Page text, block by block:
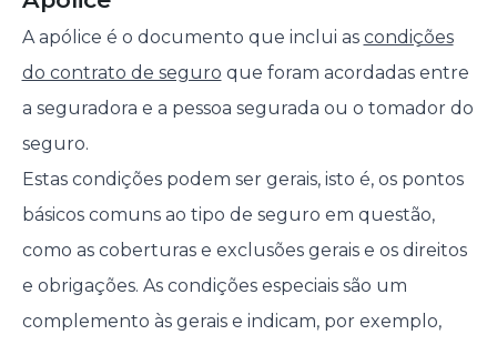
A apólice é o documento que inclui as condições
do contrato de seguro que foram acordadas entre
a seguradora e a pessoa segurada ou o tomador do
seguro.
Estas condições podem ser gerais, isto é, os pontos
básicos comuns ao tipo de seguro em questão,
como as coberturas e exclusões gerais e os direitos
e obrigações. As condições especiais são um
complemento às gerais e indicam, por exemplo,